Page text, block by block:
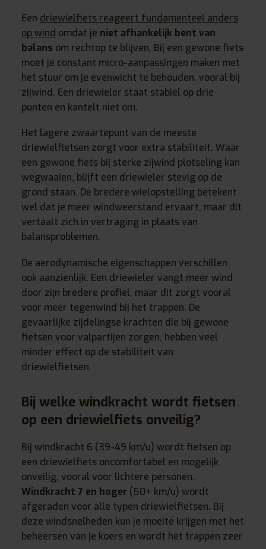
Een driewielfiets reageert fundamenteel anders
op wind omdat je niet afhankelijk bent van
balans om rechtop te blijven. Bij een gewone fiets
moet je constant micro-aanpassingen maken met
het stuur om je evenwicht te behouden, vooral bij
zijwind. Een driewieler staat stabiel op drie
punten en kantelt niet om.
Het lagere zwaartepunt van de meeste
driewielfietsen zorgt voor extra stabiliteit. Waar
een gewone fiets bij sterke zijwind plotseling kan
wegwaaien, blijft een driewieler stevig op de
grond staan. De bredere wielopstelling betekent
wel dat je meer windweerstand ervaart, maar dit
vertaalt zich in vertraging in plaats van
balansproblemen.
De aerodynamische eigenschappen verschillen
ook aanzienlijk. Een driewieler vangt meer wind
door zijn bredere profiel, maar dit zorgt vooral
voor meer tegenwind bij het trappen. De
gevaarlijke zijdelingse krachten die bij gewone
fietsen voor valpartijen zorgen, hebben veel
minder effect op de stabiliteit van
driewielfietsen.
Bij welke windkracht wordt fietsen
op een driewielfiets onveilig?
Bij windkracht 6 (39-49 km/u) wordt fietsen op
een driewielfiets oncomfortabel en mogelijk
onveilig, vooral voor lichtere personen.
Windkracht 7 en hoger (50+ km/u) wordt
afgeraden voor alle typen driewielfietsen. Bij
deze windsnelheden kun je moeite krijgen met het
beheersen van je koers en wordt het trappen zeer